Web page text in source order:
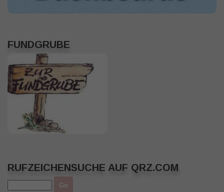
FUNDGRUBE
RUFZEICHENSUCHE AUF QRZ.COM